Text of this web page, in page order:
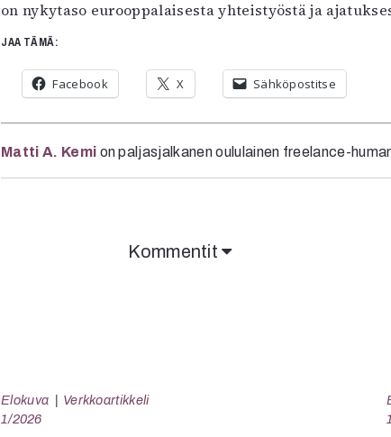
on nykytaso eurooppalaisesta yhteistyöstä ja
JAA TÄMÄ:
Facebook X Sähköpostitse
Matti A. Kemi on paljasjalkanen oululainen freelance-
Kommentit
Elokuva
Verkkoartikkeli
1/2026